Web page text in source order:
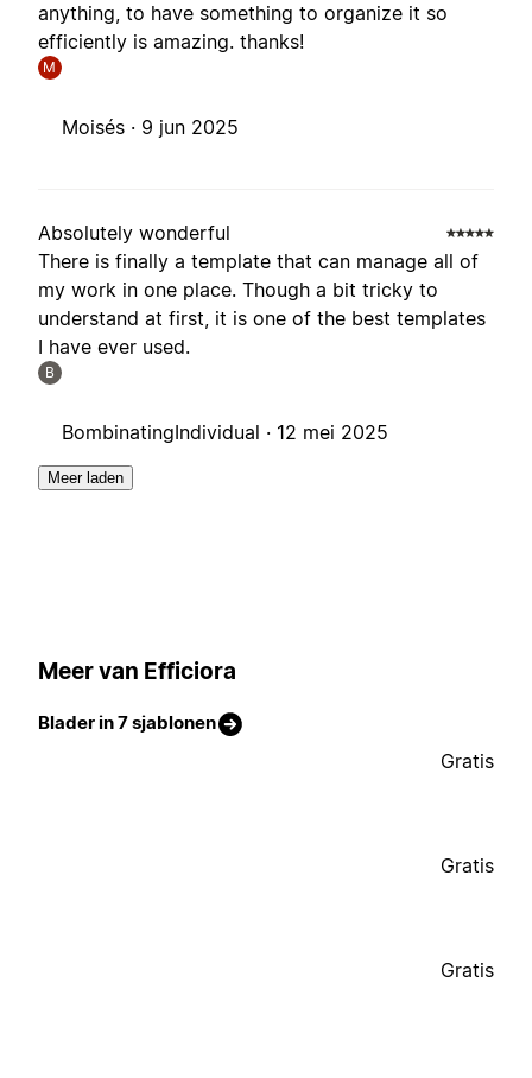
anything, to have something to organize it so
efficiently is amazing. thanks!
M
Moisés · 9 jun 2025
Absolutely wonderful
There is finally a template that can manage all of
my work in one place. Though a bit tricky to
understand at first, it is one of the best templates
I have ever used.
B
BombinatingIndividual · 12 mei 2025
Meer laden
Meer van Efficiora
Blader in 7 sjablonen
Gratis
Gratis
Gratis